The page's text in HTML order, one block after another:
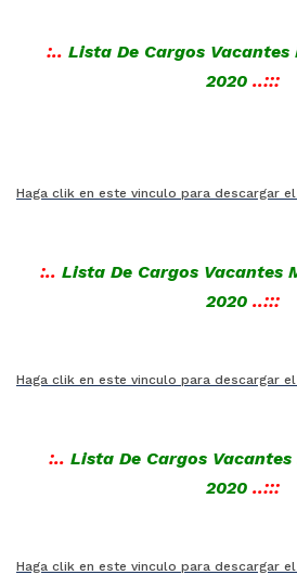
:.. Lista De Cargos Vacantes
2020 ..:::
Haga clik en este vinculo para descargar
:.. Lista De Cargos Vacantes
2020 ..:::
Haga clik en este vinculo para descargar
:.. Lista De Cargos Vacantes
2020 ..:::
Haga clik en este vinculo para descargar